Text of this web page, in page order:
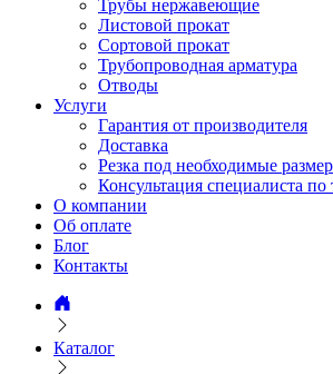
Трубы нержавеющие
Листовой прокат
Сортовой прокат
Трубопроводная арматура
Отводы
Услуги
Гарантия от производителя
Доставка
Резка под необходимые
Консультация специалиста по
О компании
Об оплате
Блог
Контакты
Каталог